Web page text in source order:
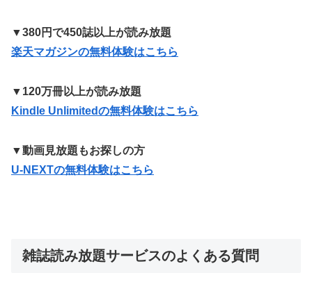
▼380円で450誌以上が読み放題
楽天マガジンの無料体験はこちら
▼120万冊以上が読み放題
Kindle Unlimitedの無料体験はこちら
▼動画見放題もお探しの方
U-NEXTの無料体験はこちら
雑誌読み放題サービスのよくある質問